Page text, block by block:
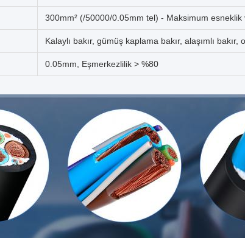
300mm² (/50000/0.05mm tel) - Maksimum
Kalaylı bakır, gümüş kaplama bakır, alaşımlı bakır,
0.05mm, Eşmerkezlilik > %80